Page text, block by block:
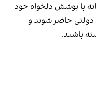
با پوشش دلخواه خود
دولتی حاضر شوند و
باشند.